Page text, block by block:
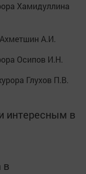
Хамидуллина
А.И.
Осипов И.Н.
Глухов П.В.
интересным в
в